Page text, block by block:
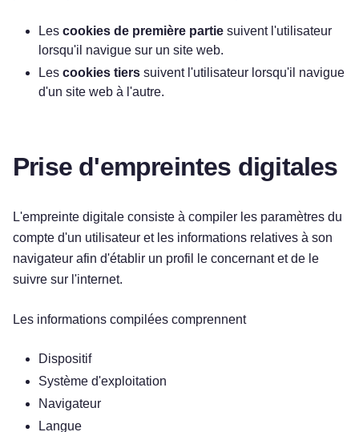
Les cookies de première partie suivent l'utilisateur
lorsqu'il navigue sur un site web.
Les cookies tiers suivent l'utilisateur lorsqu'il navigue
d'un site web à l'autre.
Prise d'empreintes digitales
L'empreinte digitale consiste à compiler les paramètres du
compte d'un utilisateur et les informations relatives à son
navigateur afin d'établir un profil le concernant et de le
suivre sur l'internet.
Les informations compilées comprennent
Dispositif
Système d'exploitation
Navigateur
Langue